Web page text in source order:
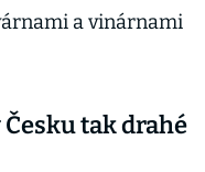
a vinárnami
tak drahé